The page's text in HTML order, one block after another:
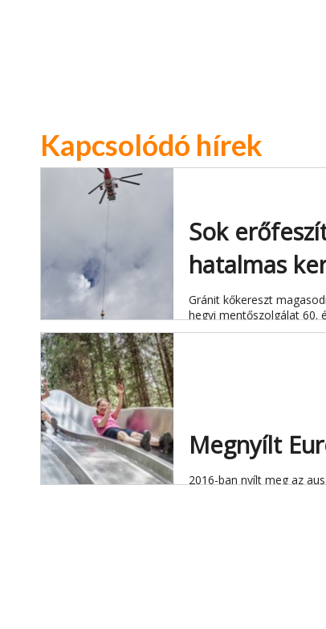
Kapcsolódó hírek
Sok
hatalmas
Gránit kőkereszt
hegyi mentőszolgálat 60.
Megnyílt
2016-ban nyílt meg az